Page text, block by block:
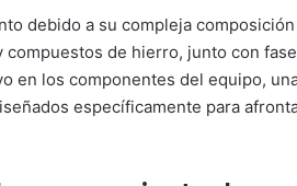
debido a su compleja
de hierro, junto con
en los componentes del equipo,
específicamente para